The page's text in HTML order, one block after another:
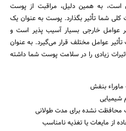
است، به همین دلیل، مراقبت از پوست
شما تأثیر بگذارد. پوست به عنوان یک
عوامل خارجی بسیار آسیب پذیر است و
عوامل مختلف قرار می‌گیرد. به عنوان
زیادی را در سلامت پوست شما داشته
بنفش
شیمیایی
محافظت نشده برای مدت طولانی
از مایعات یا تغذیه نامناسب